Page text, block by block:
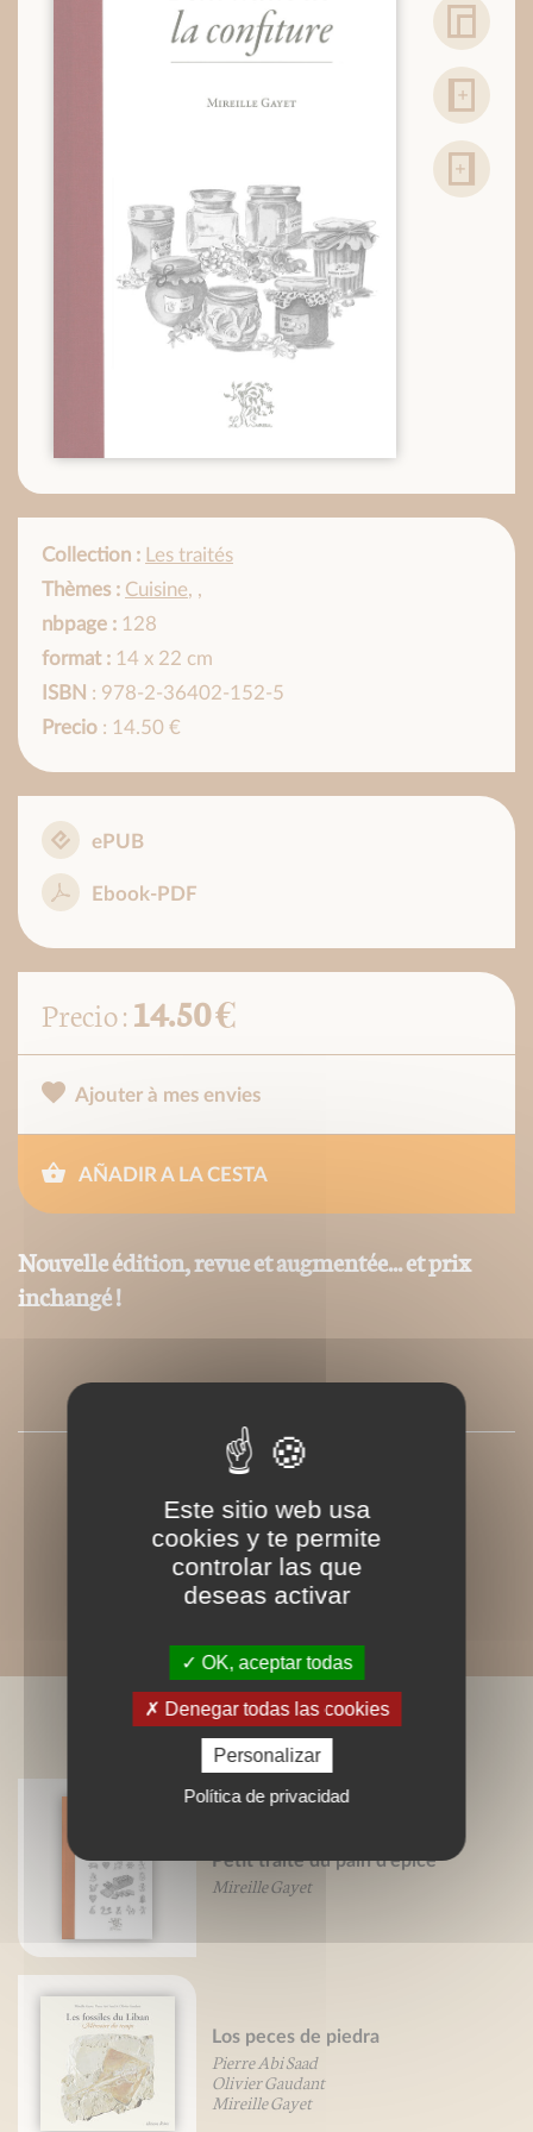
Collection : Les traités
Thèmes : Cuisine, ,
nbpage : 128
format : 14 x 22 cm
ISBN : 978-2-36402-152-5
Precio : 14.50 €
ePUB
Ebook-PDF
Precio :14.50 €
Ajouter à mes envies
AÑADIR A LA CESTA
Nouvelle édition, revue et augmentée... et prix
inchangé !
LIVRES ASSOCIÉS
Petit traité du pain d'épice
Mireille Gayet
Los peces de piedra
Pierre Abi Saad
Olivier Gaudant
Mireille Gayet
Este sitio web usa
cookies y te permite
controlar las que
deseas activar
OK, aceptar todas
Denegar todas las cookies
Personalizar
Política de privacidad